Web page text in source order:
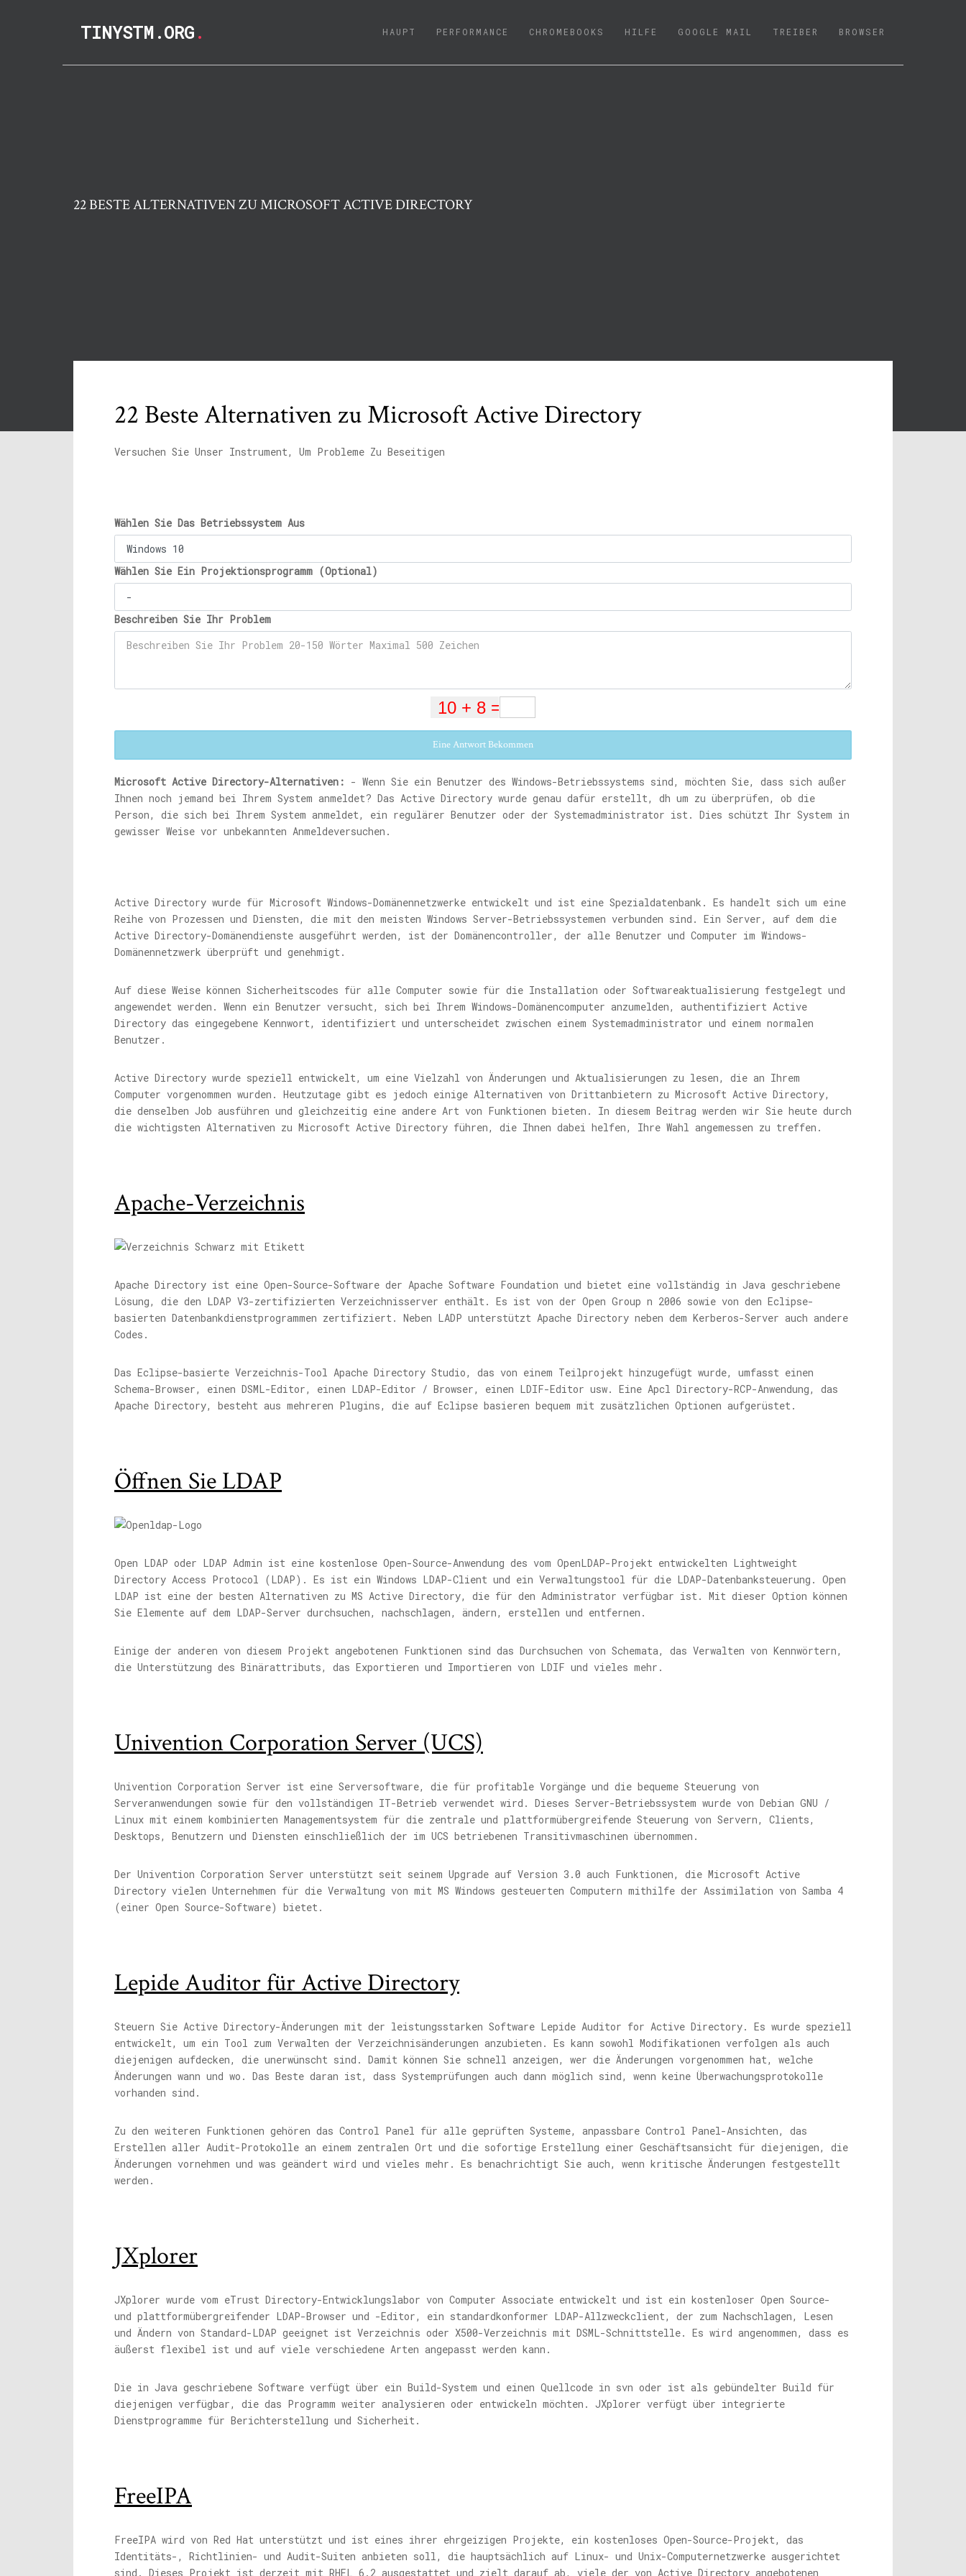
TINYSTM.ORG. HAUPT (CURRENT)
PERFORMANCE CHROMEBOOKS HILFE GOOGLE MAIL TREIBER BROWSER
22 BESTE ALTERNATIVEN ZU MICROSOFT ACTIVE DIRECTORY
22 Beste Alternativen zu Microsoft Active Directory
Versuchen Sie Unser Instrument, Um Probleme Zu Beseitigen
Wählen Sie Das Betriebssystem Aus
Wählen Sie Ein Projektionsprogramm (Optional)
Beschreiben Sie Ihr Problem
Eine Antwort Bekommen
Microsoft Active Directory-Alternativen: - Wenn Sie ein Benutzer des Windows-Betriebssystems sind, möchten Sie, dass sich außer
Ihnen noch jemand bei Ihrem System anmeldet? Das Active Directory wurde genau dafür erstellt, dh um zu überprüfen, ob die
Person, die sich bei Ihrem System anmeldet, ein regulärer Benutzer oder der Systemadministrator ist. Dies schützt Ihr System in
gewisser Weise vor unbekannten Anmeldeversuchen.
Active Directory wurde für Microsoft Windows-Domänennetzwerke entwickelt und ist eine Spezialdatenbank. Es handelt sich um eine
Reihe von Prozessen und Diensten, die mit den meisten Windows Server-Betriebssystemen verbunden sind. Ein Server, auf dem die
Active Directory-Domänendienste ausgeführt werden, ist der Domänencontroller, der alle Benutzer und Computer im Windows-
Domänennetzwerk überprüft und genehmigt.
Auf diese Weise können Sicherheitscodes für alle Computer sowie für die Installation oder Softwareaktualisierung festgelegt und
angewendet werden. Wenn ein Benutzer versucht, sich bei Ihrem Windows-Domänencomputer anzumelden, authentifiziert Active
Directory das eingegebene Kennwort, identifiziert und unterscheidet zwischen einem Systemadministrator und einem normalen
Benutzer.
Active Directory wurde speziell entwickelt, um eine Vielzahl von Änderungen und Aktualisierungen zu lesen, die an Ihrem
Computer vorgenommen wurden. Heutzutage gibt es jedoch einige Alternativen von Drittanbietern zu Microsoft Active Directory,
die denselben Job ausführen und gleichzeitig eine andere Art von Funktionen bieten. In diesem Beitrag werden wir Sie heute durch
die wichtigsten Alternativen zu Microsoft Active Directory führen, die Ihnen dabei helfen, Ihre Wahl angemessen zu treffen.
Apache-Verzeichnis
Apache Directory ist eine Open-Source-Software der Apache Software Foundation und bietet eine vollständig in Java geschriebene
Lösung, die den LDAP V3-zertifizierten Verzeichnisserver enthält. Es ist von der Open Group n 2006 sowie von den Eclipse-
basierten Datenbankdienstprogrammen zertifiziert. Neben LADP unterstützt Apache Directory neben dem Kerberos-Server auch andere
Codes.
Das Eclipse-basierte Verzeichnis-Tool Apache Directory Studio, das von einem Teilprojekt hinzugefügt wurde, umfasst einen
Schema-Browser, einen DSML-Editor, einen LDAP-Editor / Browser, einen LDIF-Editor usw. Eine Apcl Directory-RCP-Anwendung, das
Apache Directory, besteht aus mehreren Plugins, die auf Eclipse basieren bequem mit zusätzlichen Optionen aufgerüstet.
Öffnen Sie LDAP
Open LDAP oder LDAP Admin ist eine kostenlose Open-Source-Anwendung des vom OpenLDAP-Projekt entwickelten Lightweight
Directory Access Protocol (LDAP). Es ist ein Windows LDAP-Client und ein Verwaltungstool für die LDAP-Datenbanksteuerung. Open
LDAP ist eine der besten Alternativen zu MS Active Directory, die für den Administrator verfügbar ist. Mit dieser Option können
Sie Elemente auf dem LDAP-Server durchsuchen, nachschlagen, ändern, erstellen und entfernen.
Einige der anderen von diesem Projekt angebotenen Funktionen sind das Durchsuchen von Schemata, das Verwalten von Kennwörtern,
die Unterstützung des Binärattributs, das Exportieren und Importieren von LDIF und vieles mehr.
Univention Corporation Server (UCS)
Univention Corporation Server ist eine Serversoftware, die für profitable Vorgänge und die bequeme Steuerung von
Serveranwendungen sowie für den vollständigen IT-Betrieb verwendet wird. Dieses Server-Betriebssystem wurde von Debian GNU /
Linux mit einem kombinierten Managementsystem für die zentrale und plattformübergreifende Steuerung von Servern, Clients,
Desktops, Benutzern und Diensten einschließlich der im UCS betriebenen Transitivmaschinen übernommen.
Der Univention Corporation Server unterstützt seit seinem Upgrade auf Version 3.0 auch Funktionen, die Microsoft Active
Directory vielen Unternehmen für die Verwaltung von mit MS Windows gesteuerten Computern mithilfe der Assimilation von Samba 4
(einer Open Source-Software) bietet.
Lepide Auditor für Active Directory
Steuern Sie Active Directory-Änderungen mit der leistungsstarken Software Lepide Auditor for Active Directory. Es wurde speziell
entwickelt, um ein Tool zum Verwalten der Verzeichnisänderungen anzubieten. Es kann sowohl Modifikationen verfolgen als auch
diejenigen aufdecken, die unerwünscht sind. Damit können Sie schnell anzeigen, wer die Änderungen vorgenommen hat, welche
Änderungen wann und wo. Das Beste daran ist, dass Systemprüfungen auch dann möglich sind, wenn keine Überwachungsprotokolle
vorhanden sind.
Zu den weiteren Funktionen gehören das Control Panel für alle geprüften Systeme, anpassbare Control Panel-Ansichten, das
Erstellen aller Audit-Protokolle an einem zentralen Ort und die sofortige Erstellung einer Geschäftsansicht für diejenigen, die
Änderungen vornehmen und was geändert wird und vieles mehr. Es benachrichtigt Sie auch, wenn kritische Änderungen festgestellt
werden.
JXplorer
JXplorer wurde vom eTrust Directory-Entwicklungslabor von Computer Associate entwickelt und ist ein kostenloser Open Source-
und plattformübergreifender LDAP-Browser und -Editor, ein standardkonformer LDAP-Allzweckclient, der zum Nachschlagen, Lesen
und Ändern von Standard-LDAP geeignet ist Verzeichnis oder X500-Verzeichnis mit DSML-Schnittstelle. Es wird angenommen, dass es
äußerst flexibel ist und auf viele verschiedene Arten angepasst werden kann.
Die in Java geschriebene Software verfügt über ein Build-System und einen Quellcode in svn oder ist als gebündelter Build für
diejenigen verfügbar, die das Programm weiter analysieren oder entwickeln möchten. JXplorer verfügt über integrierte
Dienstprogramme für Berichterstellung und Sicherheit.
FreeIPA
FreeIPA wird von Red Hat unterstützt und ist eines ihrer ehrgeizigen Projekte, ein kostenloses Open-Source-Projekt, das
Identitäts-, Richtlinien- und Audit-Suiten anbieten soll, die hauptsächlich auf Linux- und Unix-Computernetzwerke ausgerichtet
sind. Dieses Projekt ist derzeit mit RHEL 6.2 ausgestattet und zielt darauf ab, viele der von Active Directory angebotenen